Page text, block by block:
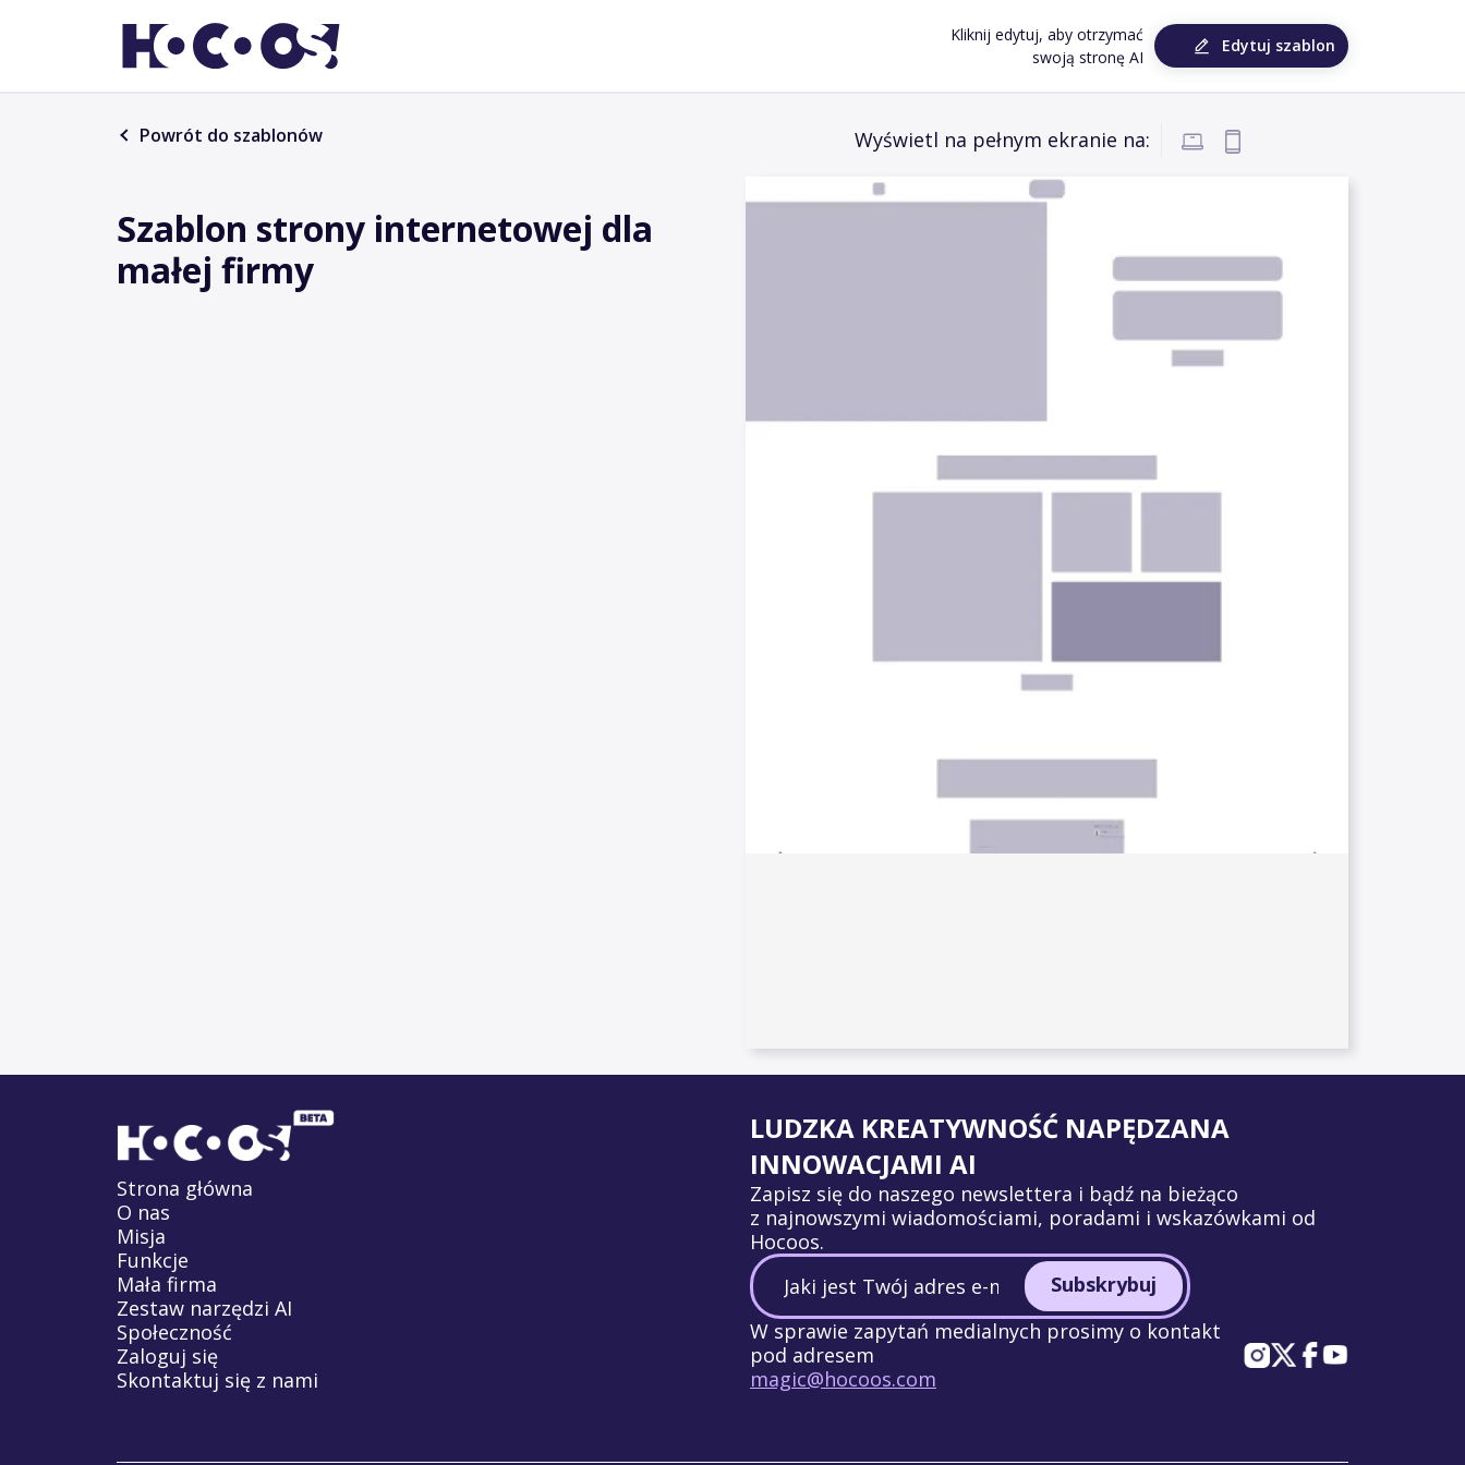
Kliknij edytuj, aby otrzymać
swoją stronę AI
Edytuj szablon
Powrót do szablonów
Szablon strony internetowej dla
małej firmy
Wyświetl na pełnym ekranie na:
Strona główna
O nas
Misja
Funkcje
Mała firma
Zestaw narzędzi AI
Społeczność
Zaloguj się
Skontaktuj się z nami
LUDZKA KREATYWNOŚĆ NAPĘDZANA
INNOWACJAMI AI
Zapisz się do naszego newslettera i bądź na bieżąco
z najnowszymi wiadomościami, poradami i wskazówkami od
Hocoos.
Subskrybuj
W sprawie zapytań medialnych prosimy o kontakt
pod adresem
magic@hocoos.com